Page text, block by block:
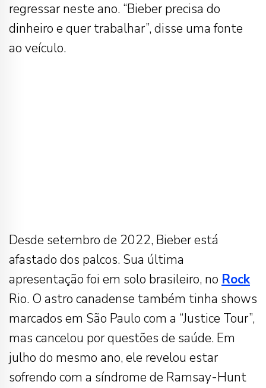
regressar neste ano. “Bieber precisa do
dinheiro e quer trabalhar”, disse uma fonte
ao veículo.
Desde setembro de 2022, Bieber está
afastado dos palcos. Sua última
apresentação foi em solo brasileiro, no Rock
Rio. O astro canadense também tinha shows
marcados em São Paulo com a “Justice Tour”,
mas cancelou por questões de saúde. Em
julho do mesmo ano, ele revelou estar
sofrendo com a síndrome de Ramsay-Hunt